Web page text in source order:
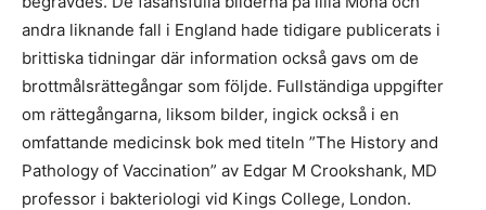
andra liknande fall i England hade tidigare publicerats i
brittiska tidningar där information också gavs om de
brottmålsrättegångar som följde. Fullständiga uppgifter
om rättegångarna, liksom bilder, ingick också i en
omfattande medicinsk bok med titeln ”The History and
Pathology of Vaccination” av Edgar M Crookshank, MD
professor i bakteriologi vid Kings College, London.